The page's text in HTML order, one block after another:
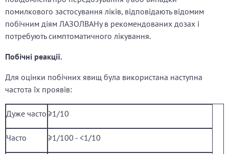
помилкового застосування ліків, відповідають відомим
побічним діям ЛАЗОЛВАНу в рекомендованих дозах і
потребують симптоматичного лікування.
Побічні реакції.
Для оцінки побічних явищ була використана наступна
частота їх проявів:
Дуже часто ≥1/10
Часто ≥1/100 - <1/10